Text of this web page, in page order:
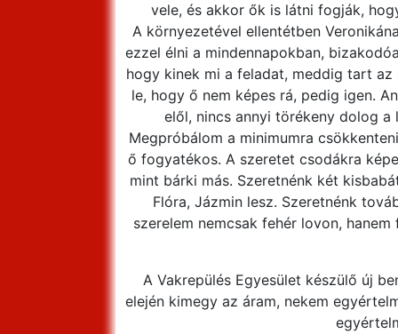
vele, és akkor ők is látni fogják,
A környezetével ellentétben
ezzel élni a mindennapokban,
hogy kinek mi a feladat, meddig tart
le, hogy ő nem képes rá, pedig igen.
elől, nincs annyi törékeny dolog
Megpróbálom a minimumra
ő fogyatékos. A szeretet csodákra
mint bárki más. Szeretnénk két
Flóra, Jázmin lesz. Szeretnénk
szerelem nemcsak fehér lovon,
A Vakrepülés Egyesület készülő új
elején kimegy az áram, nekem